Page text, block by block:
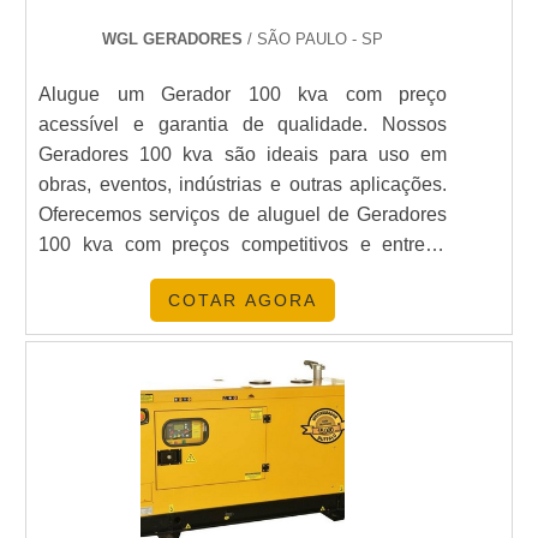
funcionalidade.
CUSTOS E CONSIDERAÇÕES
Os custos variam amplamente dependendo da
capacidade, marca e características do gerador. Na
Energia24Horas, você encontra opções para
todos os orçamentos, além de serviços delocação
que podem ser mais vantajosos para necessidades
temporárias.
POR QUE ESCOLHER A
ENERGIA24HORAS
Energia24Horas
é líder no fornecimento de
soluções energéticas no Brasil. Trabalhamos com
equipamentos de alta qualidade e oferecemos
suporte técnico especializado. Nossos
WGL GERADORES/ SÃO PAULO - SP
Alugue um Gerador 100 kva com preço
acessível e garantia de qualidade. Nossos
Geradores 100 kva são ideais para uso em
obras, eventos, indústrias e outras aplicações.
Oferecemos serviços de aluguel de Geradores
100 kva com preços competitivos e entrega
rápida. Nossos Geradores 100 kva são
equipados com tecnologia de ponta e oferecem
alta eficiência, segurança e confiabilidade.
Entre em contato conosco para mais
informações sobre aluguel de Gerador 100 kva
COTAR AGORA